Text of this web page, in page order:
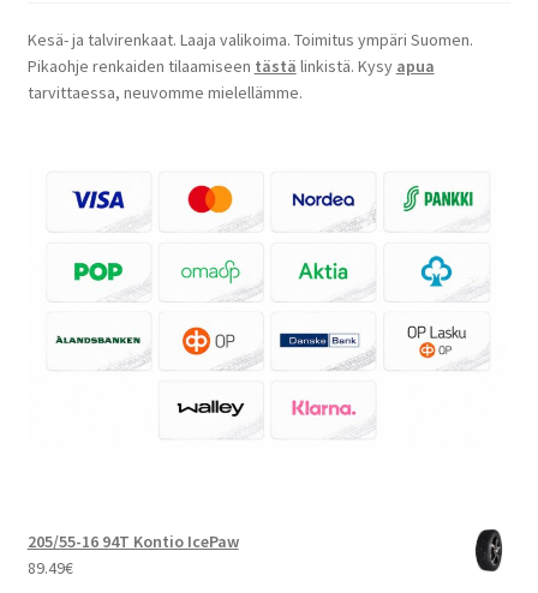
Kesä- ja talvirenkaat. Laaja valikoima. Toimitus ympäri Suomen.
Pikaohje renkaiden tilaamiseen tästä linkistä. Kysy apua
tarvittaessa, neuvomme mielellämme.
205/55-16 94T Kontio IcePaw
89.49€